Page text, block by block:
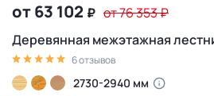
от 63 102 ₽ от 76 353₽
Деревянная межэтажная
6 отзывов
2730-2940 мм